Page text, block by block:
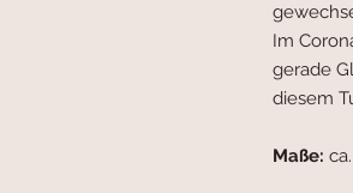
Im
gerade
diesem
Maße: